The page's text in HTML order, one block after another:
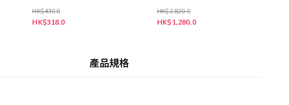
HK$430.0
特
HK$318.0
HK$2,820.0
特
HK$1,280.0
產品規格